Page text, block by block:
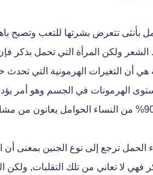
بأنثى تتعرض بشرتها للتعب
الشعر ولكن المرأة التي تحمل بذكر
أن التغيرات الهرمونية التي
الهرمونات في الجسم وهو أمر
الحمل ترجع إلى نوع الجنين بمعنى أن
فهي لا تعاني من تلك التقلبات, ولكن